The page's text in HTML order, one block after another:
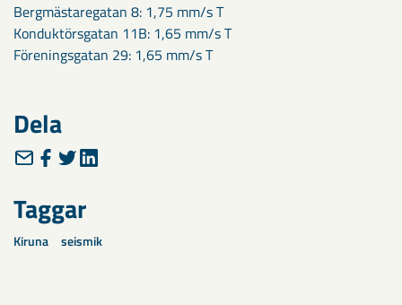
Bergmästaregatan 8: 1,75 mm/s T
Konduktörsgatan 11B: 1,65 mm/s T
Föreningsgatan 29: 1,65 mm/s T
Dela
Taggar
Kiruna seismik